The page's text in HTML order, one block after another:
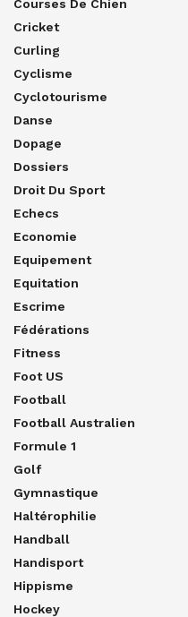
Courses De Chien
Cricket
Curling
Cyclisme
Cyclotourisme
Danse
Dopage
Dossiers
Droit Du Sport
Echecs
Economie
Equipement
Equitation
Escrime
Fédérations
Fitness
Foot US
Football
Football Australien
Formule 1
Golf
Gymnastique
Haltérophilie
Handball
Handisport
Hippisme
Hockey